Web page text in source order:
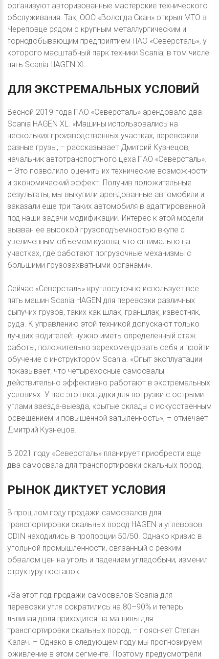
организуют авторизованные мастерские технического
обслуживания. Так, ООО «Вологда Скан» открыл МТО в
Череповце рядом с крупным металлургическим и
горнодобывающим предприятием ПАО «Северсталь», у
которого масштабный парк техники Scania, в том числе
пять Scania HAGEN XL.
ДЛЯ ЭКСТРЕМАЛЬНЫХ УСЛОВИЙ
Весной 2019 года ПАО «Северсталь» арендовало два
Scania HAGEN XL. «Машины использовались на
нескольких производственных участках, перевозили
разные грузы, – рассказывает Дмитрий Кузнецов,
начальник автотранспортного цеха ПАО «Северсталь».
– Это позволило оценить их технические возможности
и экономический эффект. Получив положительные
результаты, мы выкупили арендованные автомобили и
заказали еще три таких автомобиля в адаптированной
под наши задачи модификации. Интерес к этой модели
вызван ее высокой грузоподъемностью вкупе с
увеличенным объемом кузова, что оптимально на
участках, где работают погрузочные механизмы с
большими грузозахватными органами».
Сейчас «Северсталь» круглосуточно использует все
пять машин Scania HAGEN для перевозки различных
сыпучих грузов, таких как шлак, граншлак, известняк,
руда. К управлению этой техникой допускают только
лучших водителей: нужно иметь определенный стаж
работы, положительно зарекомендовать себя и пройти
обучение с инструктором Scania. «Опыт эксплуатации
показывает, что четырехосные самосвалы
действительно эффективно работают в экстремальных
условиях. У нас это площадки для погрузки с острыми
углами заезда-выезда, крытые склады с искусственным
освещением и повышенной запыленность», – отмечает
Дмитрий Кузнецов.
В 2021 году «Северсталь» планирует приобрести еще
два самосвала для транспортировки скальных пород.
РЫНОК ДИКТУЕТ УСЛОВИЯ
В прошлом году продажи самосвалов для
транспортировки скальных пород HAGEN и углевозов
ODIN находились в пропорции 50/50. Однако кризис в
угольной промышленности, связанный с резким
обвалом цен на уголь и падением угледобычи, изменил
структуру поставок.
«За этот год продажи самосвалов Scania для
перевозки угля сократились на 80–90% и теперь
львиная доля приходится на машины для
транспортировки скальных пород, – поясняет Степан
Калач. – Однако в следующем году мы прогнозируем
оживление в этом сегменте. Поэтому предусмотрели